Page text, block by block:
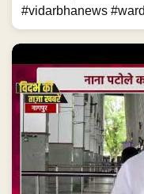
#vidarbhanews